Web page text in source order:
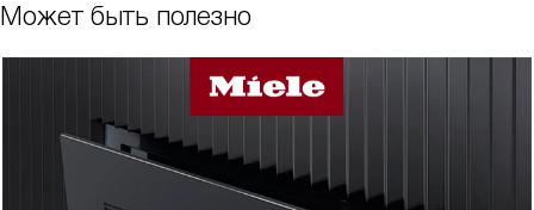
Может быть полезно